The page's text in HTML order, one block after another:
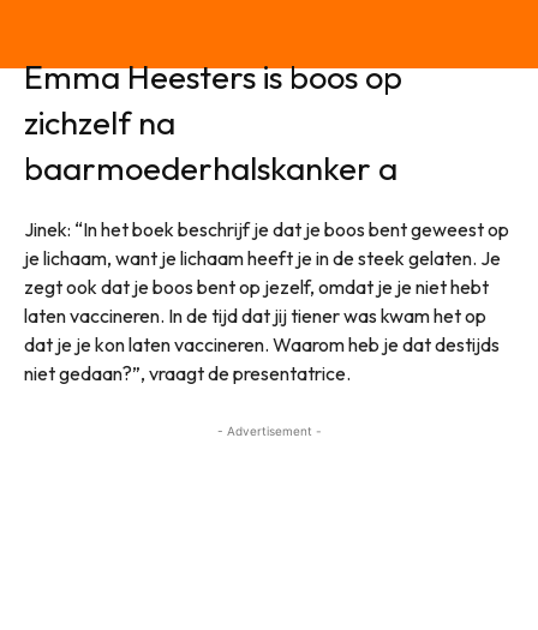
Emma Heesters is boos op
zichzelf na
baarmoederhalskanker a
Jinek: “In het boek beschrijf je dat je boos bent geweest op
je lichaam, want je lichaam heeft je in de steek gelaten. Je
zegt ook dat je boos bent op jezelf, omdat je je niet hebt
laten vaccineren. In de tijd dat jij tiener was kwam het op
dat je je kon laten vaccineren. Waarom heb je dat destijds
niet gedaan?”, vraagt de presentatrice.
- Advertisement -